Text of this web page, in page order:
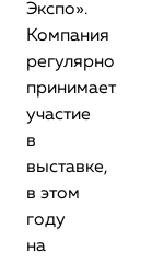
Экспо».
Компания
регулярно
принимает
участие
в
выставке,
в этом
году
на